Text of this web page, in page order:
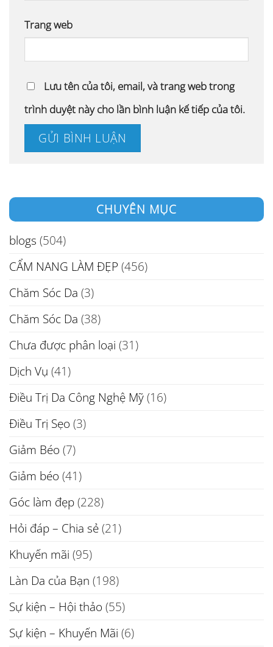
Trang web
Lưu tên của tôi, email, và trang web trong
trình duyệt này cho lần bình luận kế tiếp của tôi.
CHUYÊN MỤC
blogs (504)
CẨM NANG LÀM ĐẸP (456)
Chăm Sóc Da (3)
Chăm Sóc Da (38)
Chưa được phân loại (31)
Dịch Vụ (41)
Điều Trị Da Công Nghệ Mỹ(16)
Điều Trị Sẹo (3)
Giảm Béo (7)
Giảm béo (41)
Góc làm đẹp(228)
Hỏi đáp – Chia sẻ(21)
Khuyến mãi (95)
Làn Da của Bạn (198)
Sự kiện – Hội thảo (55)
Sự kiện – Khuyến Mãi (6)